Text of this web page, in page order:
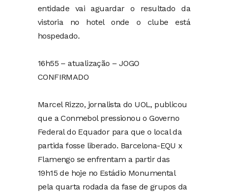
entidade vai aguardar o resultado da
vistoria no hotel onde o clube está
hospedado.
16h55 – atualização – JOGO
CONFIRMADO
Marcel Rizzo, jornalista do UOL, publicou
que a Conmebol pressionou o Governo
Federal do Equador para que o local da
partida fosse liberado. Barcelona-EQU x
Flamengo se enfrentam a partir das
19h15 de hoje no Estádio Monumental
pela quarta rodada da fase de grupos da